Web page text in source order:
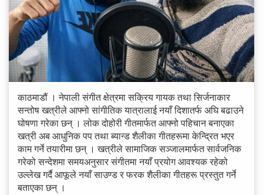
काठमाडौं । नेपाली संगीत क्षेत्रमा सक्रिय गायक तथा सिर्जनाकार
सन्तोष खत्रीले आफ्नो सांगीतिक यात्रालाई नयाँ दिशातर्फ अघि बढाउने
घोषणा गरेका छन् । लोक दोहोरी गीतमार्फत आफ्नो पहिचान बनाएका
खत्री अब आधुनिक पप तथा ब्यान्ड शैलीका गीतहरूमा केन्द्रित भएर
काम गर्ने तयारीमा छन् । खत्रीले सामाजिक सञ्जालमार्फत सार्वजनिक
गरेको सन्देशमा समयअनुसार संगीतमा नयाँ प्रयोग आवश्यक रहेको
उल्लेख गर्दै आफूले नयाँ साउण्ड र फरक शैलीका गीतहरू प्रस्तुत गर्ने
बताएका छन् ।